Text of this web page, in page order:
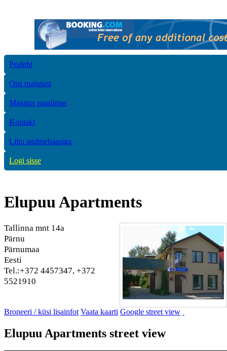
Pealeht
Otsi majutust
Majutus maailmas
Kontakt
Liitu andmebaasiga
Logi sisse
Elupuu Apartments
Tallinna mnt 14a
Pärnu
Pärnumaa
Eesti
Tel.:+372 4457347, +372
5521910
Broneeri / küsi lisainfot Vaata kaarti Google street view
Elupuu Apartments street view